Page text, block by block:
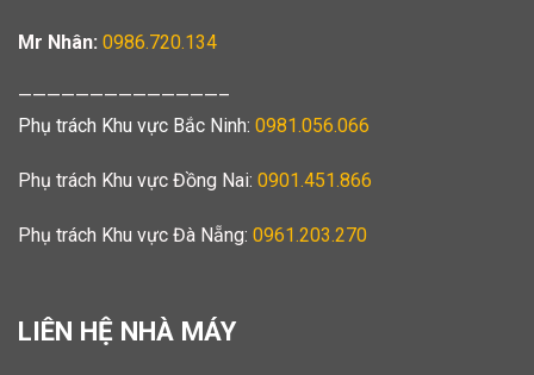
Mr Nhân: 0986.720.134
——————————————–
Phụ trách Khu vực Bắc Ninh: 0981.056.066
Phụ trách Khu vực Đồng Nai: 0901.451.866
Phụ trách Khu vực Đà Nẵng: 0961.203.270
LIÊN HỆ NHÀ MÁY